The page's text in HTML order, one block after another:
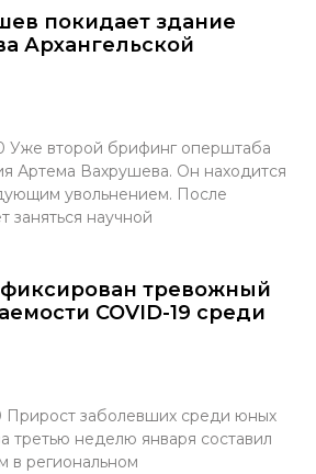
покидает здание
Архангельской
Уже второй брифинг оперштаба
Артема Вахрушева. Он находится
увольнением. После
заняться научной
тревожный
COVID-19 среди
Прирост заболевших среди юных
третью неделю января составил
в региональном